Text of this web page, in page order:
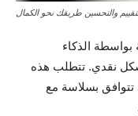
والتحسين طريقك نحو الكمال
الذكاء
نقدي. تتطلب هذه
تتوافق بسلاسة مع